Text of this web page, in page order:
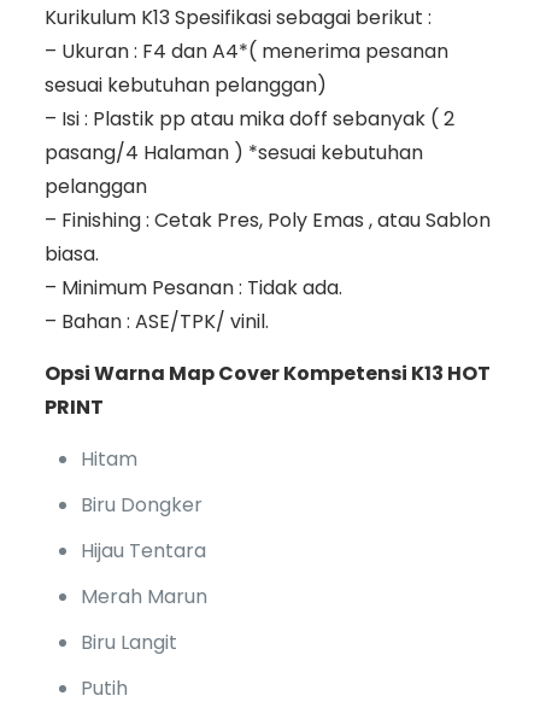
Kurikulum K13 Spesifikasi sebagai berikut :
– Ukuran : F4 dan A4*( menerima pesanan
sesuai kebutuhan pelanggan)
– Isi : Plastik pp atau mika doff sebanyak ( 2
pasang/4 Halaman ) *sesuai kebutuhan
pelanggan
– Finishing : Cetak Pres, Poly Emas , atau Sablon
biasa.
– Minimum Pesanan : Tidak ada.
– Bahan : ASE/TPK/ vinil.
Opsi Warna Map Cover Kompetensi K13 HOT
PRINT
Hitam
Biru Dongker
Hijau Tentara
Merah Marun
Biru Langit
Putih